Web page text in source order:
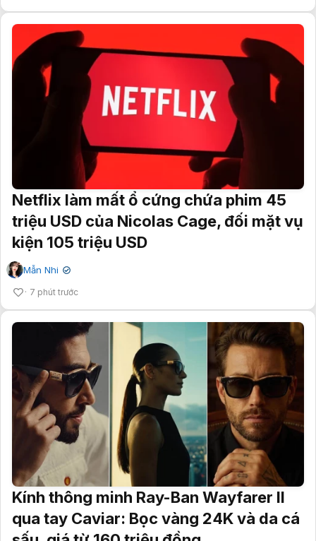
Netflix làm mất ổ cứng chứa phim 45
triệu USD của Nicolas Cage, đối mặt vụ
kiện 105 triệu USD
Mẫn Nhi ✔
7 phút trước
Kính thông minh Ray-Ban Wayfarer II
qua tay Caviar: Bọc vàng 24K và da cá